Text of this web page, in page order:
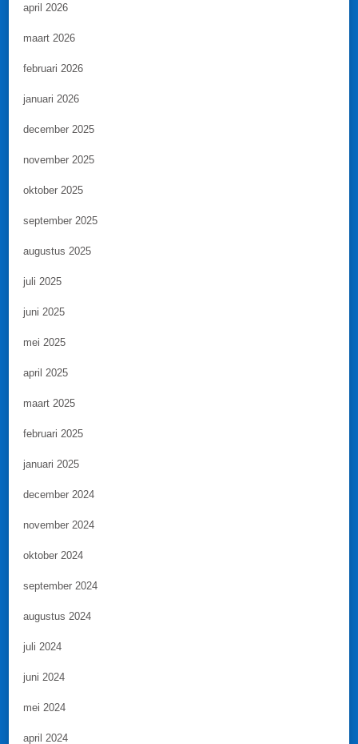
april 2026
maart 2026
februari 2026
januari 2026
december 2025
november 2025
oktober 2025
september 2025
augustus 2025
juli 2025
juni 2025
mei 2025
april 2025
maart 2025
februari 2025
januari 2025
december 2024
november 2024
oktober 2024
september 2024
augustus 2024
juli 2024
juni 2024
mei 2024
april 2024